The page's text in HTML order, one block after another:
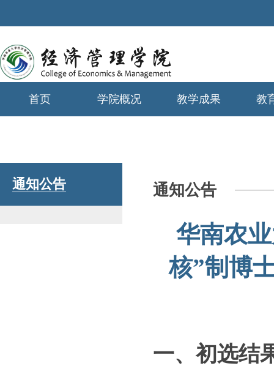
首页 学院概况 教学成果 教
通知公告 通知公告
华南农
核”制博
一、初选结